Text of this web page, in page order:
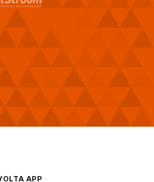
APP